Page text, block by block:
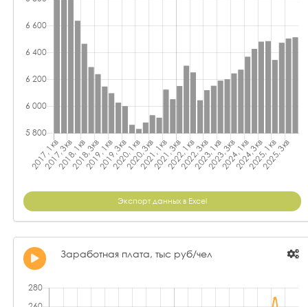
Экспорт данных в Excel
Заработная плата, тыс руб/чел